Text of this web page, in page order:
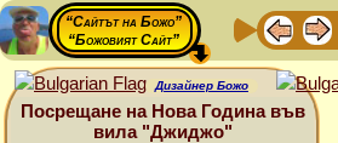
“Сайтът на Божо”
“Божовият Сайт”
Дизайнер Божо
Посрещане на Нова Година във
вила "Джиджо"